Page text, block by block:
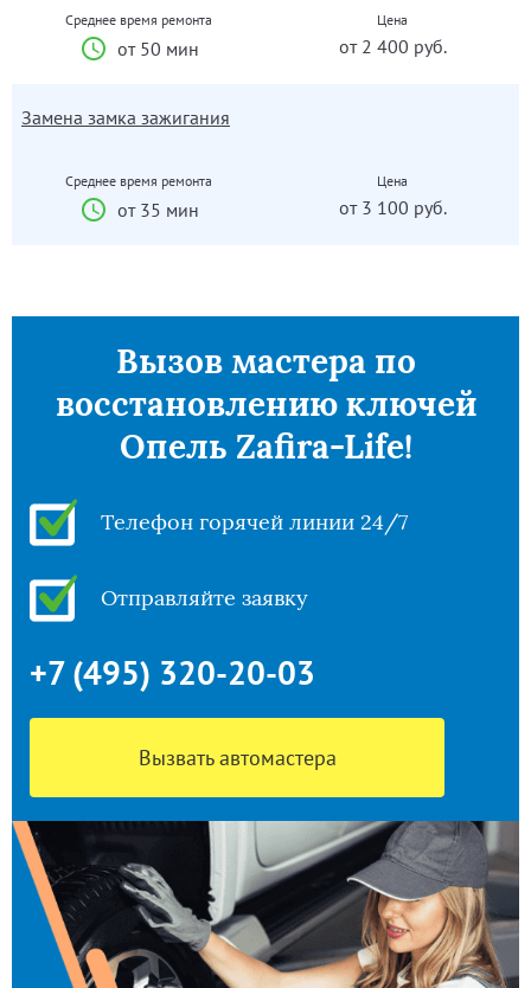
Среднее время ремонта
от 50 мин
Цена
от 2 400 руб.
Замена замка зажигания
Среднее время ремонта
от 35 мин
Цена
от 3 100 руб.
Вызов мастера по
восстановлению ключей
Опель Zafira-Life!
Телефон горячей линии 24/7
Отправляйте заявку
+7 (495) 320-20-03
Вызвать автомастера